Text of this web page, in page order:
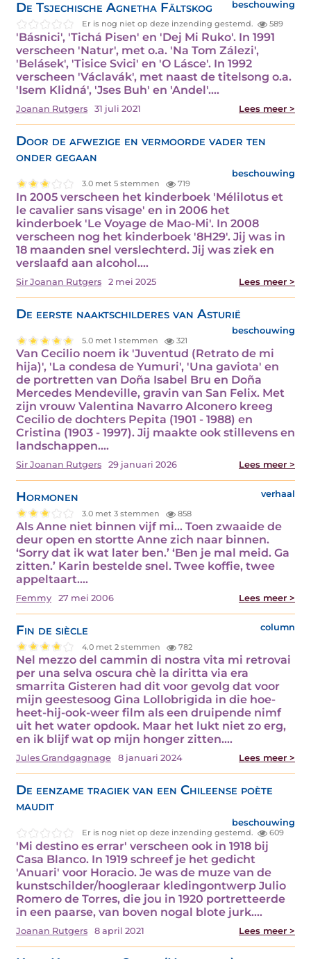
De Tsjechische Agnetha Fältskog beschouwing
Er is nog niet op deze inzending gestemd. 589
'Básnici', 'Tichá Pisen' en 'Dej Mi Ruko'. In 1991
verscheen 'Natur', met o.a. 'Na Tom Zálezi',
'Belásek', 'Tisice Svici' en 'O Lásce'. In 1992
verscheen 'Václavák', met naast de titelsong o.a.
'Isem Klidná', 'Jses Buh' en 'Andel'.…
Joanan Rutgers 31 juli 2021 Lees meer >
Door de afwezige en vermoorde vader ten
onder gegaan
beschouwing
3.0 met 5 stemmen 719
In 2005 verscheen het kinderboek 'Mélilotus et
le cavalier sans visage' en in 2006 het
kinderboek 'Le Voyage de Mao-Mi'. In 2008
verscheen nog het kinderboek '8H29'. Jij was in
18 maanden snel verslechterd. Jij was ziek en
verslaafd aan alcohol.…
Sir Joanan Rutgers 2 mei 2025 Lees meer >
De eerste naaktschilderes van Asturië
beschouwing
5.0 met 1 stemmen 321
Van Cecilio noem ik 'Juventud (Retrato de mi
hija)', 'La condesa de Yumuri', 'Una gaviota' en
de portretten van Doña Isabel Bru en Doña
Mercedes Mendeville, gravin van San Felix. Met
zijn vrouw Valentina Navarro Alconero kreeg
Cecilio de dochters Pepita (1901 - 1988) en
Cristina (1903 - 1997). Jij maakte ook stillevens en
landschappen.…
Sir Joanan Rutgers 29 januari 2026 Lees meer >
Hormonen verhaal
3.0 met 3 stemmen 858
Als Anne niet binnen vijf mi… Toen zwaaide de
deur open en stortte Anne zich naar binnen.
‘Sorry dat ik wat later ben.’ ‘Ben je mal meid. Ga
zitten.’ Karin bestelde snel. Twee koffie, twee
appeltaart.…
Femmy 27 mei 2006 Lees meer >
Fin de siècle column
4.0 met 2 stemmen 782
Nel mezzo del cammin di nostra vita mi retrovai
per una selva oscura chè la diritta via era
smarrita Gisteren had dit voor gevolg dat voor
mijn geestesoog Gina Lollobrigida in die hoe-
heet-hij-ook-weer film als een druipende nimf
uit het water opdook. Maar het lukt niet zo erg,
en ik blijf wat op mijn honger zitten.…
Jules Grandgagnage 8 januari 2024 Lees meer >
De eenzame tragiek van een Chileense poète
maudit
beschouwing
Er is nog niet op deze inzending gestemd. 609
'Mi destino es errar' verscheen ook in 1918 bij
Casa Blanco. In 1919 schreef je het gedicht
'Anuari' voor Horacio. Je was de muze van de
kunstschilder/hoogleraar kledingontwerp Julio
Romero de Torres, die jou in 1920 portretteerde
in een paarse, van boven nogal blote jurk.…
Joanan Rutgers 8 april 2021 Lees meer >